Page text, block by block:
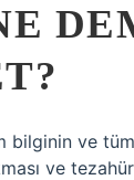
bilginin ve tüm
ve